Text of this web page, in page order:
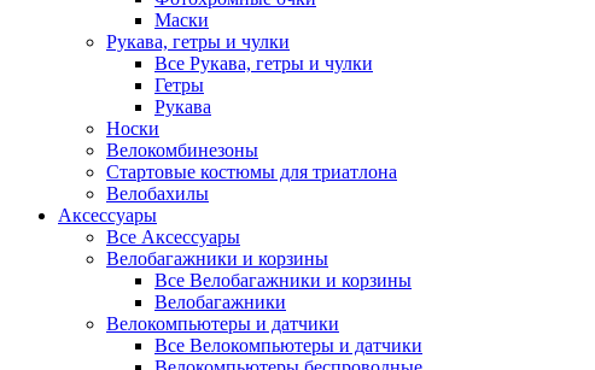
Маски
Рукава, гетры и чулки
Все Рукава, гетры и чулки
Гетры
Рукава
Носки
Велокомбинезоны
Стартовые костюмы для триатлона
Велобахилы
Аксессуары
Все Аксессуары
Велобагажники и корзины
Все Велобагажники и корзины
Велобагажники
Велокомпьютеры и датчики
Все Велокомпьютеры и датчики